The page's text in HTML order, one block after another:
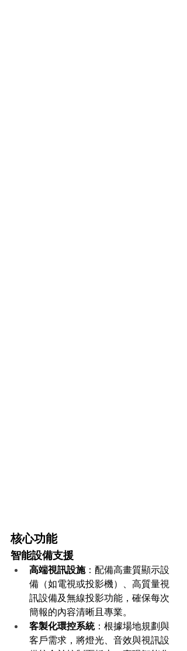
核心功能
智能設備支援
高端視訊設施：配備高畫質顯示設
備（如電視或投影機）、高質量視
訊設備及無線投影功能，確保每次
簡報的內容清晰且專業。
客製化環控系統：根據場地規劃與
客戶需求，將燈光、音效與視訊設